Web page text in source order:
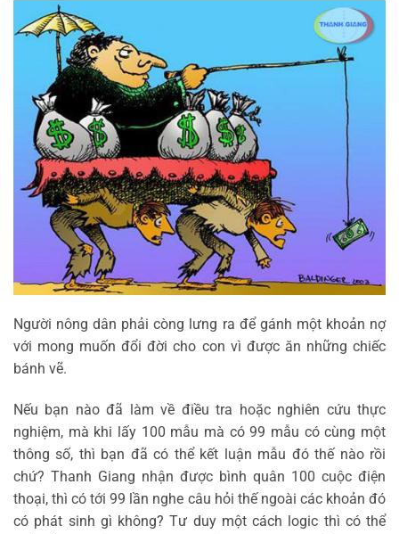
Người nông dân phải còng lưng ra để gánh một khoản nợ
với mong muốn đổi đời cho con vì được ăn những chiếc
bánh vẽ.
Nếu bạn nào đã làm về điều tra hoặc nghiên cứu thực
nghiệm, mà khi lấy 100 mẫu mà có 99 mẫu có cùng một
thông số, thì bạn đã có thể kết luận mẫu đó thế nào rồi
chứ? Thanh Giang nhận được bình quân 100 cuộc điện
thoại, thì có tới 99 lần nghe câu hỏi thế ngoài các khoản đó
có phát sinh gì không? Tư duy một cách logic thì có thể